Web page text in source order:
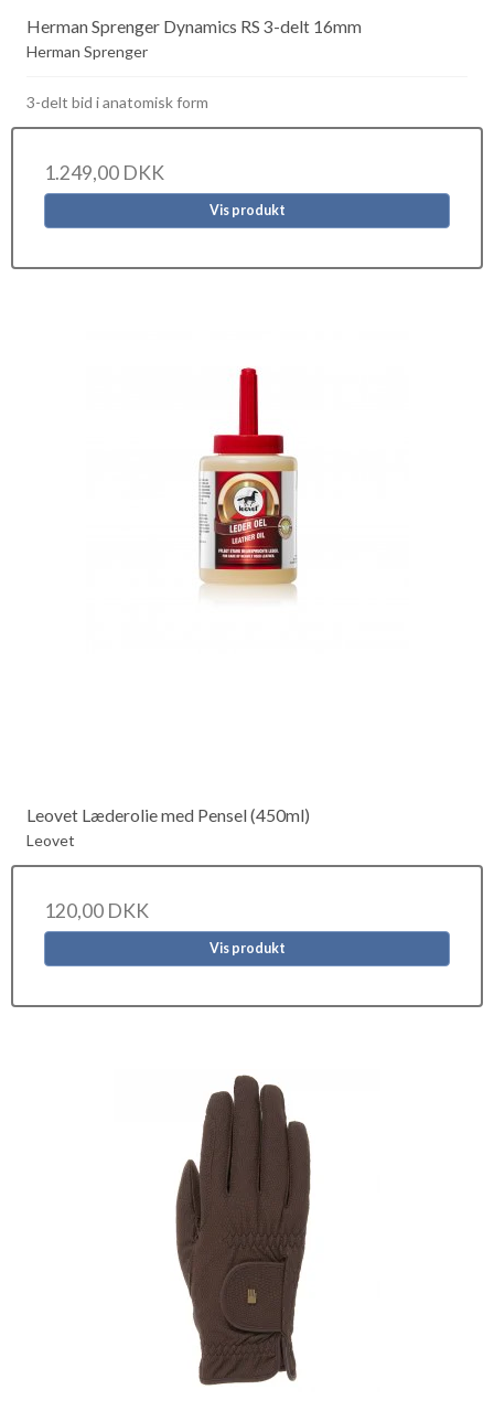
Herman Sprenger Dynamics RS 3-delt 16mm
Herman Sprenger
3-delt bid i anatomisk form
1.249,00 DKK
Vis produkt
Leovet Læderolie med Pensel (450ml)
Leovet
120,00 DKK
Vis produkt